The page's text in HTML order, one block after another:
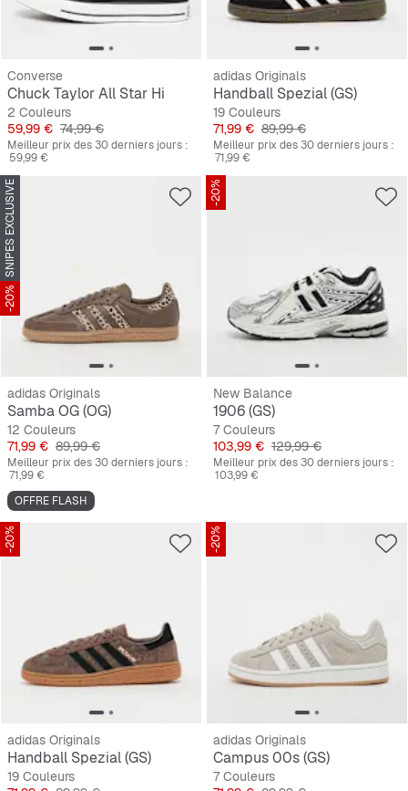
Converse
Chuck Taylor All Star Hi
2 Couleurs
Prix
59,99 € Prix original
74,99 €
Meilleur prix des 30 derniers jours :
59,99 €
adidas Originals
Handball Spezial (GS)
19 Couleurs
Prix
71,99 € Prix original
89,99 €
Meilleur prix des 30 derniers jours :
71,99 €
SNIPES EXCLUSIVE
-20%
adidas Originals
Samba OG (OG)
12 Couleurs
Prix
71,99 € Prix original
89,99 €
Meilleur prix des 30 derniers jours :
71,99 €
OFFRE FLASH
-20%
New Balance
1906 (GS)
7 Couleurs
Prix
103,99 € Prix original
129,99 €
Meilleur prix des 30 derniers jours :
103,99 €
-20%
adidas Originals
Handball Spezial (GS)
19 Couleurs
-20%
adidas Originals
Campus 00s (GS)
7 Couleurs